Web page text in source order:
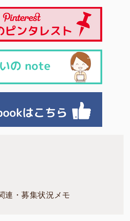
連・募集状況メモ